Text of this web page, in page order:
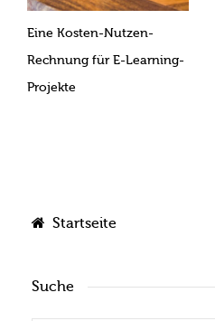
Eine Kosten-Nutzen-
Rechnung für E-Learning-
Projekte
Startseite
Suche